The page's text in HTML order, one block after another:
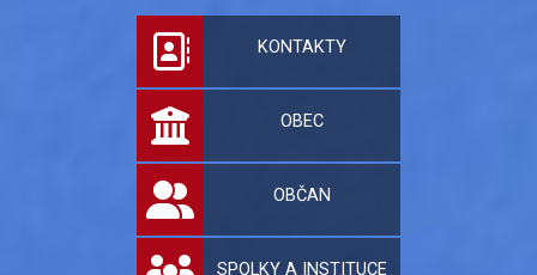
Oficiální stránky
KONTAKTY
OBEC
OBČAN
SPOLKY A INSTITUCE